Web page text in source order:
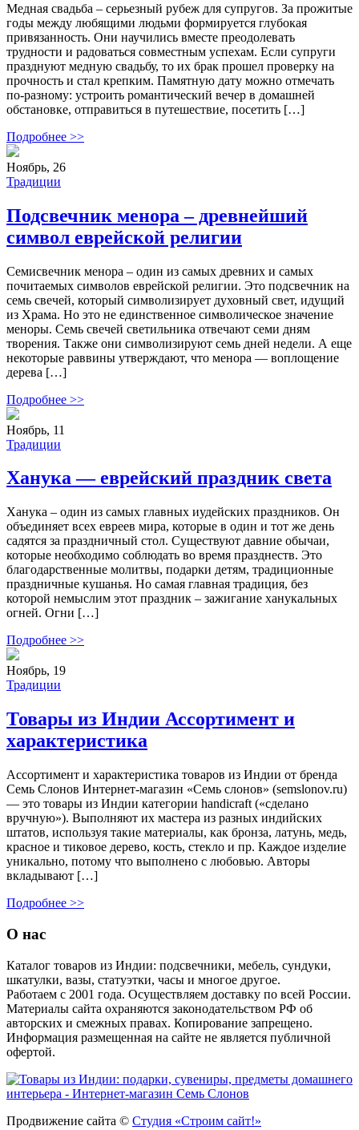
Медная свадьба – серьезный рубеж для супругов. За прожитые
годы между любящими людьми формируется глубокая
привязанность. Они научились вместе преодолевать
трудности и радоваться совместным успехам. Если супруги
празднуют медную свадьбу, то их брак прошел проверку на
прочность и стал крепким. Памятную дату можно отмечать
по-разному: устроить романтический вечер в домашней
обстановке, отправиться в путешествие, посетить […]
Подробнее >>
Ноябрь, 26
Традиции
Подсвечник менора – древнейший
символ еврейской религии
Семисвечник менора – один из самых древних и самых
почитаемых символов еврейской религии. Это подсвечник на
семь свечей, который символизирует духовный свет, идущий
из Храма. Но это не единственное символическое значение
меноры. Семь свечей светильника отвечают семи дням
творения. Также они символизируют семь дней недели. А еще
некоторые раввины утверждают, что менора — воплощение
дерева […]
Подробнее >>
Ноябрь, 11
Традиции
Ханука — еврейский праздник света
Ханука – один из самых главных иудейских праздников. Он
объединяет всех евреев мира, которые в один и тот же день
садятся за праздничный стол. Существуют давние обычаи,
которые необходимо соблюдать во время празднеств. Это
благодарственные молитвы, подарки детям, традиционные
праздничные кушанья. Но самая главная традиция, без
которой немыслим этот праздник – зажигание ханукальных
огней. Огни […]
Подробнее >>
Ноябрь, 19
Традиции
Товары из Индии Ассортимент и
характеристика
Ассортимент и характеристика товаров из Индии от бренда
Семь Слонов Интернет-магазин «Семь слонов» (semslonov.ru)
— это товары из Индии категории handicraft («сделано
вручную»). Выполняют их мастера из разных индийских
штатов, используя такие материалы, как бронза, латунь, медь,
красное и тиковое дерево, кость, стекло и пр. Каждое изделие
уникально, потому что выполнено с любовью. Авторы
вкладывают […]
Подробнее >>
О нас
Каталог товаров из Индии: подсвечники, мебель, сундуки,
шкатулки, вазы, статуэтки, часы и многое другое.
Работаем с 2001 года. Осуществляем доставку по всей России.
Материалы сайта охраняются законодательством РФ об
авторских и смежных правах. Копирование запрещено.
Информация размещенная на сайте не является публичной
офертой.
Продвижение сайта © Студия «Строим сайт!»